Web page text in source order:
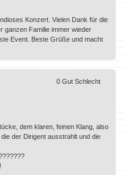
Konzert. Vielen Dank für die
ganzen Familie immer wieder
Event. Beste Grüße und macht
dem klaren, feinen Klang, also
der Dirigent ausstrahlt und die
0 Gut Schlecht